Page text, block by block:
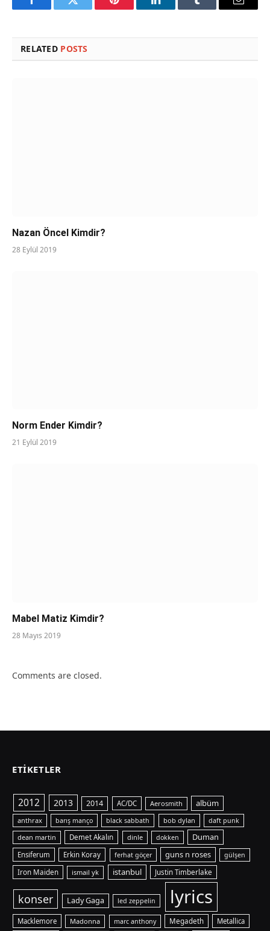
FacebookTwitter Pinterest LinkedInTumblr Email
RELATED POSTS
Nazan Öncel Kimdir?
28 Eylül 2019
Norm Ender Kimdir?
21 Eylül 2019
Mabel Matiz Kimdir?
28 Mayıs 2019
Comments are closed.
ETIKETLER
2012 2013 2014 AC/DC Aerosmith albüm
anthrax barış manço black sabbath bob dylan daft punk
dean martin Demet Akalın dinle dokken Duman
Ensiferum Erkin Koray ferhat göçer guns n roses gülşen
Iron Maiden ismail yk istanbul Justin Timberlake
konser Lady Gaga led zeppelin lyrics
Macklemore Madonna marc anthony Megadeth
Metallica